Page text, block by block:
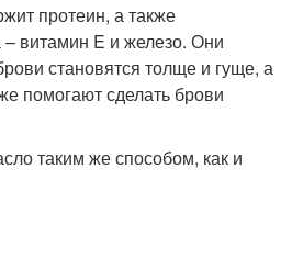
протеин, а также
витамин E и железо. Они
становятся толще и гуще, а
помогают сделать брови
таким же способом, как и